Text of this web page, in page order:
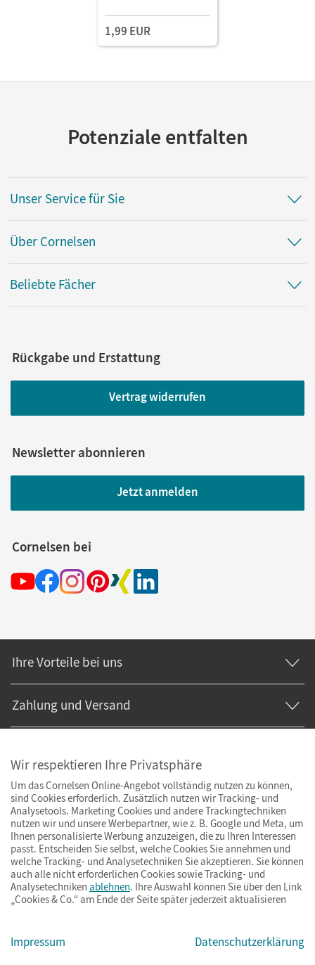
1,99 EUR
Potenziale entfalten
Unser Service für Sie
Über Cornelsen
Beliebte Fächer
Rückgabe und Erstattung
Vertrag widerrufen
Newsletter abonnieren
Jetzt anmelden
Cornelsen bei
Ihre Vorteile bei uns
Zahlung und Versand
© Cornelsen Verlag 2026
ImpressumAGBDatenschutzBarrierefreiheitCookies & Co.
Wir respektieren Ihre Privatsphäre
Um das Cornelsen Online-Angebot vollständig nutzen zu können,
sind Cookies erforderlich. Zusätzlich nutzen wir Tracking- und
Analysetools. Marketing Cookies und andere Trackingtechniken
nutzen wir und unsere Werbepartner, wie z. B. Google und Meta, um
Ihnen personalisierte Werbung anzuzeigen, die zu Ihren Interessen
passt. Entscheiden Sie selbst, welche Cookies Sie annehmen und
welche Tracking- und Analysetechniken Sie akzeptieren. Sie können
auch alle nicht erforderlichen Cookies sowie Tracking- und
Analysetechniken ablehnen. Ihre Auswahl können Sie über den Link
„Cookies & Co.“ am Ende der Seite später jederzeit aktualisieren
Impressum Datenschutzerklärung